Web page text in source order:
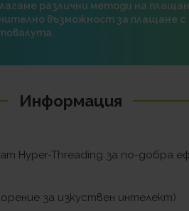
различни методи на
възможност за плащане с
Информация
Hyper-Threading за по-добра
за изкуствен интелект)